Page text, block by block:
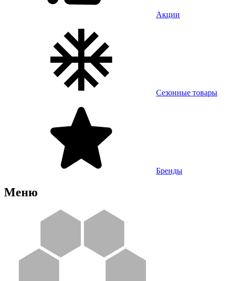
Акции
Сезонные товары
Бренды
Меню